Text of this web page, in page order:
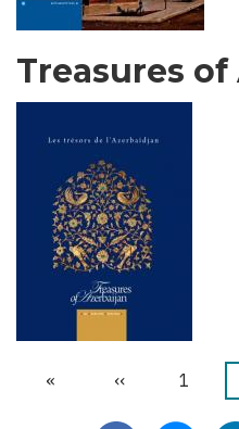
Treasures
First
«
Halaman
‹‹ 1